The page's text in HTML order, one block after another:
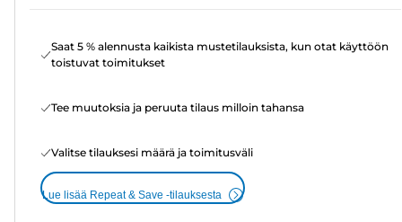
Saat 5 % alennusta kaikista mustetilauksista, kun otat käyttöön
toistuvat toimitukset
Tee muutoksia ja peruuta tilaus milloin tahansa
Valitse tilauksesi määrä ja toimitusväli
Lue lisää Repeat & Save -tilauksesta